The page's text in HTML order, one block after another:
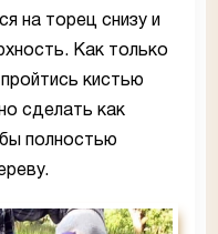
на торец снизу и
Как только
кистью
сделать как
полностью